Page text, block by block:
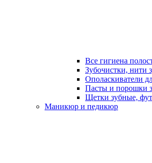
Все гигиена
Зубочистки, нити
Ополаскиватели
Пасты и порошки
Щетки зубные,
Маникюр и педикюр